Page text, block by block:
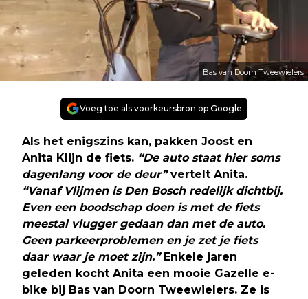
Bas van Doorn Tweewielers
Voeg toe als voorkeursbron op Google
Als het enigszins kan, pakken Joost en
Anita Klijn de fiets. “De auto staat hier soms
dagenlang voor de deur”vertelt Anita.
“Vanaf Vlijmen is Den Bosch redelijk dichtbij.
Even een boodschap doen is met de fiets
meestal vlugger gedaan dan met de auto.
Geen parkeerproblemen en je zet je fiets
daar waar je moet zijn.”Enkele jaren
geleden kocht Anita een mooie Gazelle e-
bike bij Bas van Doorn Tweewielers. Ze is